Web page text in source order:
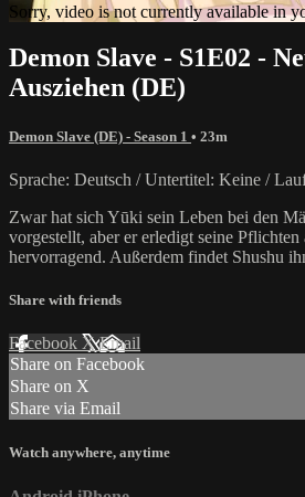
Sorry, video is not currently available in
Demon Slave - S1E02 -
Ausziehen (DE)
Demon Slave (DE) - Season 1 • 23m
Sprache: Deutsch / Untertitel: Keine /
Zwar hat sich Yūki sein Leben bei den
vorgestellt, aber er erledigt seine Pflichten
hervorragend. Außerdem findet Shushu
Share with friends
Facebook XEmail
Share on Facebook
Share on X
Share via Email
Watch anywhere, anytime